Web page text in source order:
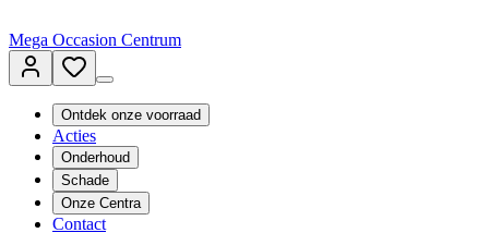
Mega Occasion Centrum
Ontdek onze voorraad
Acties
Onderhoud
Schade
Onze Centra
Contact